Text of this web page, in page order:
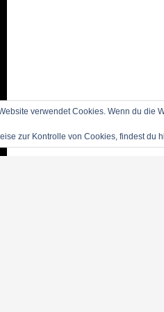
verwendet Cookies. Wenn du die
zur Kontrolle von Cookies, findest du